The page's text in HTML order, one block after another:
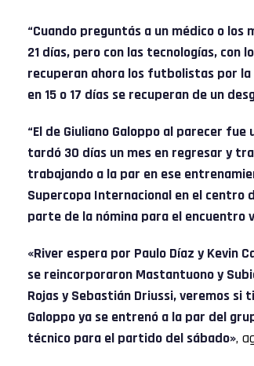
“Cuando preguntás a un médico o
21 días, pero con las tecnologías, con
recuperan ahora los futbolistas por la
en 15 o 17 días se recuperan de un
“El de Giuliano Galoppo al parecer
tardó 30 días un mes en regresar y
trabajando a la par en ese
Supercopa Internacional en el centro
parte de la nómina para el encuentro
«River espera por Paulo Díaz y Kevin
se reincorporaron Mastantuono y
Rojas y Sebastián Driussi, veremos
Galoppo ya se entrenó a la par del
técnico para el partido del sábado»,